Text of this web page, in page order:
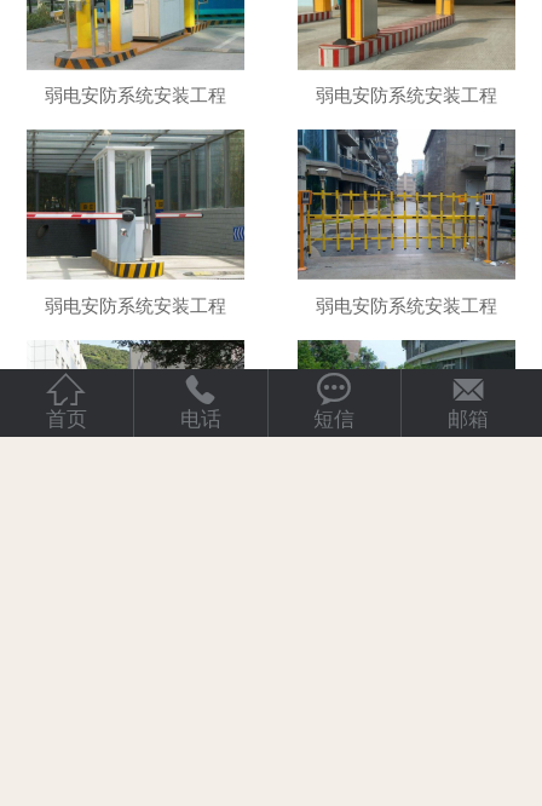
弱电安防系统安装工程 弱电安防系统安装工程
弱电安防系统安装工程 弱电安防系统安装工程

首页

电话

短信

邮箱